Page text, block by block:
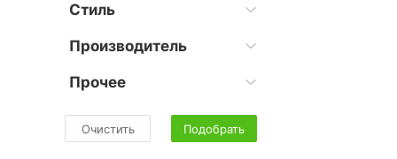
Стиль
Производитель
Прочее
Очистить Подобрать